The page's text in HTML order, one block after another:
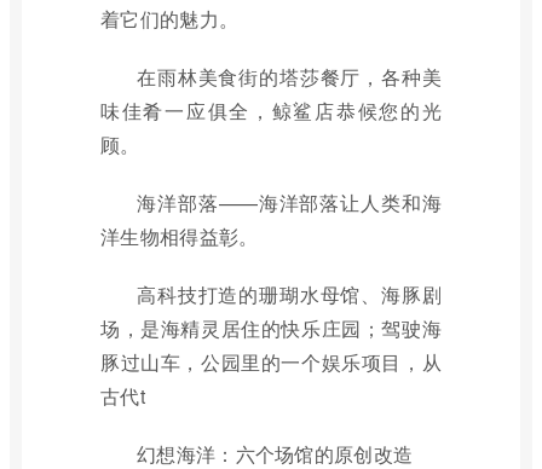
着它们的魅力。
在雨林美食街的塔莎餐厅，各种美
味佳肴一应俱全，鲸鲨店恭候您的光
顾。
海洋部落——海洋部落让人类和海
洋生物相得益彰。
高科技打造的珊瑚水母馆、海豚剧
场，是海精灵居住的快乐庄园；驾驶海
豚过山车，公园里的一个娱乐项目，从
古代t
幻想海洋：六个场馆的原创改造